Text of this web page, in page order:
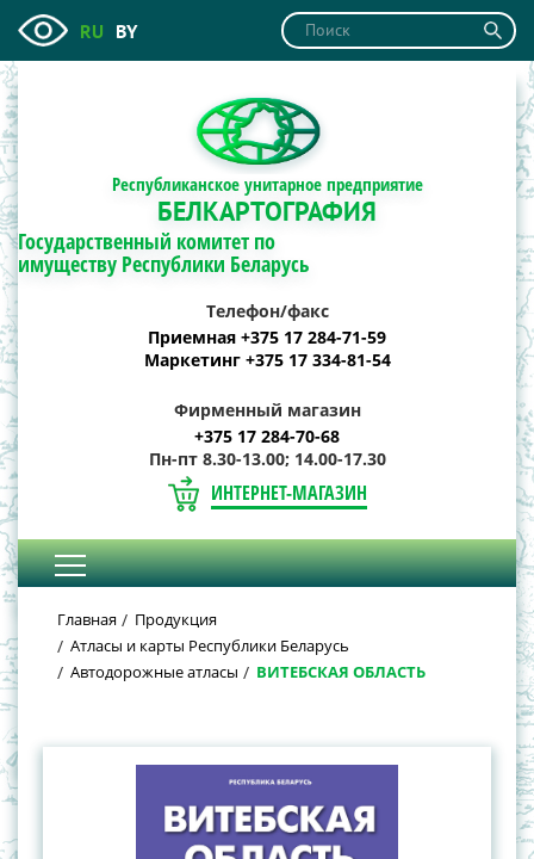
RU BY
Республиканское унитарное предприятие
БЕЛКАРТОГРАФИЯ
Государственный комитет по
имуществу Республики Беларусь
Телефон/факс
Приемная +375 17 284-71-59
Маркетинг +375 17 334-81-54
Фирменный магазин
+375 17 284-70-68
Пн-пт 8.30-13.00; 14.00-17.30
ИНТЕРНЕТ-МАГАЗИН
Главная
Продукция
Атласы и карты Республики Беларусь
Автодорожные атласы
ВИТЕБСКАЯ ОБЛАСТЬ